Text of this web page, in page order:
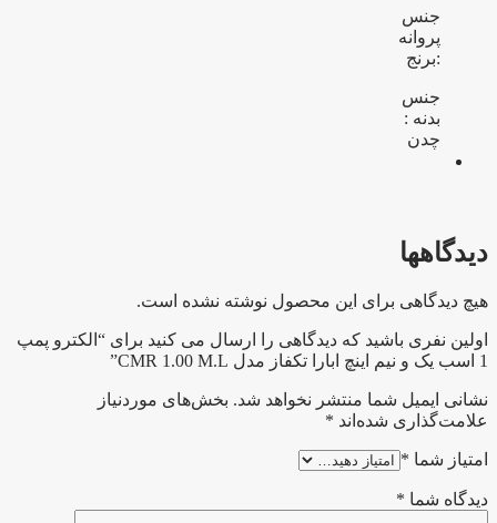
جنس
پروانه
:برنج
جنس
بدنه :
چدن
دیدگاهها
هیچ دیدگاهی برای این محصول نوشته نشده است.
اولین نفری باشید که دیدگاهی را ارسال می کنید برای “الکترو پمپ
1 اسب یک و نیم اینچ ابارا تکفاز مدل CMR 1.00 M.L”
نشانی ایمیل شما منتشر نخواهد شد. بخش‌های موردنیاز
علامت‌گذاری شده‌اند *
امتیاز شما *
دیدگاه شما *